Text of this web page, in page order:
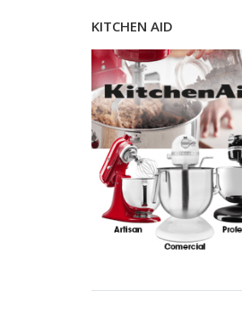
KITCHEN AID